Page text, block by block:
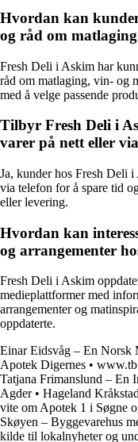
Hvordan kan
og råd om
Fresh Deli i Askim har
råd om matlaging, vin- og
med å velge passende
Tilbyr Fresh Deli i
varer på nett eller
Ja, kunder hos Fresh Deli
via telefon for å spare tid
eller levering.
Hvordan kan
og arrangementer
Fresh Deli i Askim
medieplattformer med
arrangementer og
oppdaterte.
Einar Eidsvåg – En Norsk
Apotek Digernes •
Tatjana Frimanslund – En
Agder• Hageland
vite om Apotek 1 i Søgne
Skøyen – Byggevarehus
kilde til lokalnyheter og